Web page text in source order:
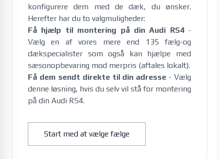
konfigurere dem med de dæk, du ønsker.
Herefter har du to valgmuligheder:
Få hjælp til montering på din Audi RS4-
Vælg en af vores mere end 135 fælg-og
dækspecialister som også kan hjælpe med
sæsonopbevaring mod merpris (aftales lokalt).
Få dem sendt direkte til din adresse - Vælg
denne løsning, hvis du selv vil stå for montering
på din Audi RS4.
Start med at vælge fælge